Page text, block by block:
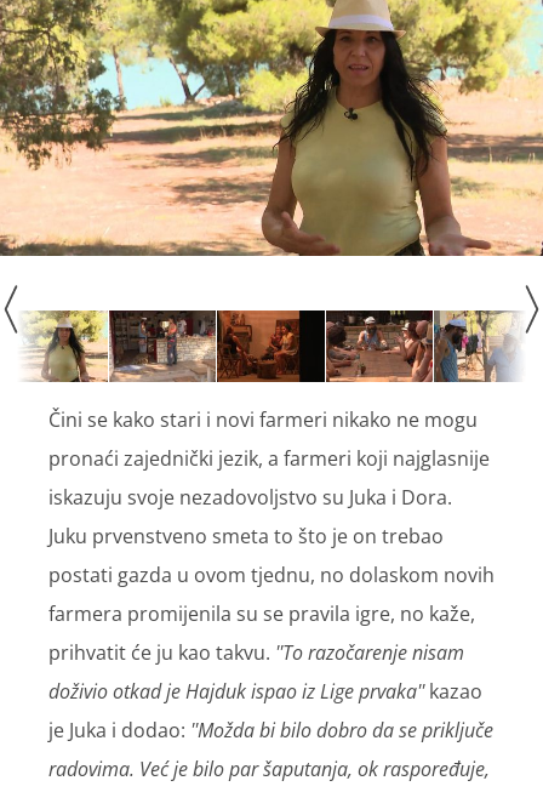
Čini se kako stari i novi farmeri nikako ne mogu
pronaći zajednički jezik, a farmeri koji najglasnije
iskazuju svoje nezadovoljstvo su Juka i Dora.
Juku prvenstveno smeta to što je on trebao
postati gazda u ovom tjednu, no dolaskom novih
farmera promijenila su se pravila igre, no kaže,
prihvatit će ju kao takvu. ''To razočarenje nisam
doživio otkad je Hajduk ispao iz Lige prvaka''kazao
je Juka i dodao: ''Možda bi bilo dobro da se priključe
radovima. Već je bilo par šaputanja, ok raspoređuje,